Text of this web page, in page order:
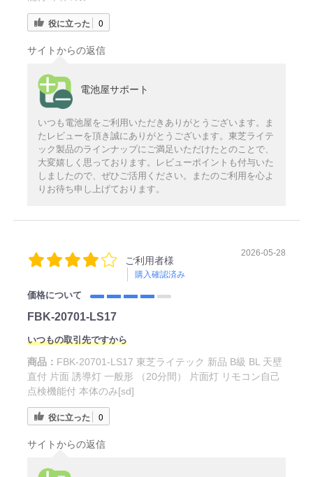
役に立った 0
サイトからの返信
電池屋サポート
いつも電池屋をご利用いただきありがとうございます。ま
たレビューを頂き誠にありがとうございます。東芝ライテ
ック製品のラインナップにご満足いただけたとのことで、
大変嬉しく思っております。レビューポイントも付与いた
しましたので、ぜひご活用ください。またのご利用を心よ
りお待ち申し上げております。
ご利用者様
購入確認済み
2026-05-28
価格について
FBK-20701-LS17
いつもの取引先ですから
商品： FBK-20701-LS17 東芝ライテック 新品 B級 BL 天壁
直付 片面 誘導灯 一般形 （20分間） 片面灯 リモコン自己
点検機能付 本体のみ[sd]
役に立った 0
サイトからの返信